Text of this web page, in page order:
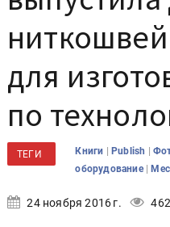
для
по
ТЕГИ Книги | Publish |
оборудование |
24 ноября 2016 г.